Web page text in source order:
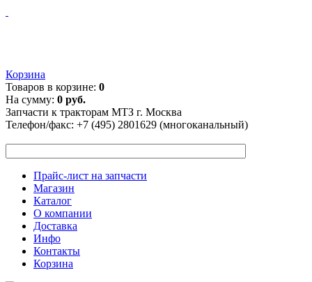
Корзина
Товаров в корзине: 0
На сумму: 0 руб.
Запчасти к тракторам МТЗ г. Москва
Телефон/факс: +7 (495) 2801629 (многоканальный)
Прайс-лист на запчасти
Магазин
Каталог
О компании
Доставка
Инфо
Контакты
Корзина